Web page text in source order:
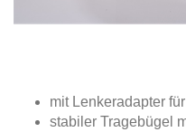
mit Lenkeradapter
stabiler Tragebügel